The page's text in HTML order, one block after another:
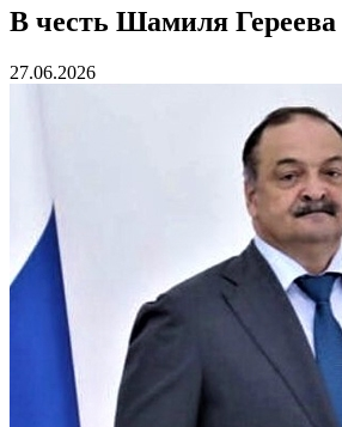
В честь Шамиля Гереева
27.06.2026